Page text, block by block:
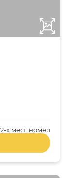
2-x мест. номер